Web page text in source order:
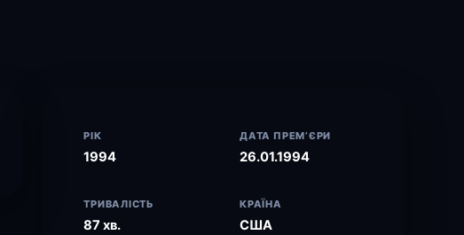
РІК
1994
ДАТА ПРЕМ’ЄРИ
26.01.1994
ТРИВАЛІСТЬ
87 хв.
КРАЇНА
США